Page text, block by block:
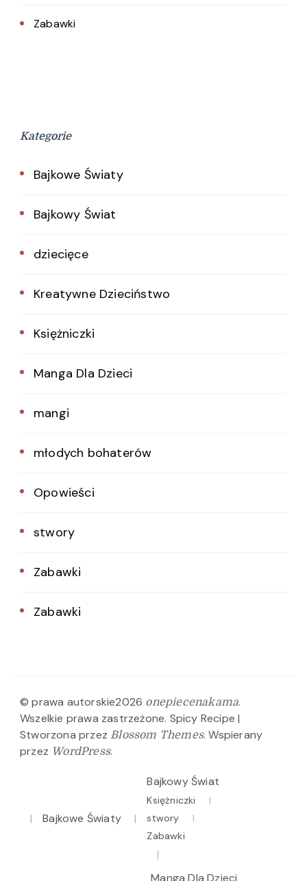
Zabawki
Kategorie
Bajkowe Światy
Bajkowy Świat
dziecięce
Kreatywne Dzieciństwo
Księżniczki
Manga Dla Dzieci
mangi
młodych bohaterów
Opowieści
stwory
Zabawki
Zabawki
© prawa autorskie2026 onepiecenakama.
Wszelkie prawa zastrzeżone. Spicy Recipe |
Stworzona przez Blossom Themes. Wspierany
przez WordPress.
Bajkowe Światy
Bajkowy Świat
Księżniczki
stwory
Zabawki
Manga Dla Dzieci